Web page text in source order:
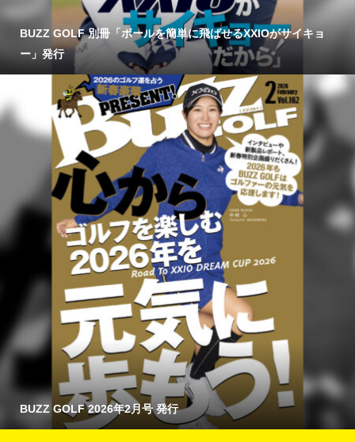
BUZZ GOLF 別冊「ボールを簡単に飛ばせるXXIOがサイキョ
ー」発行
BUZZ GOLF 2026年2月号 発行